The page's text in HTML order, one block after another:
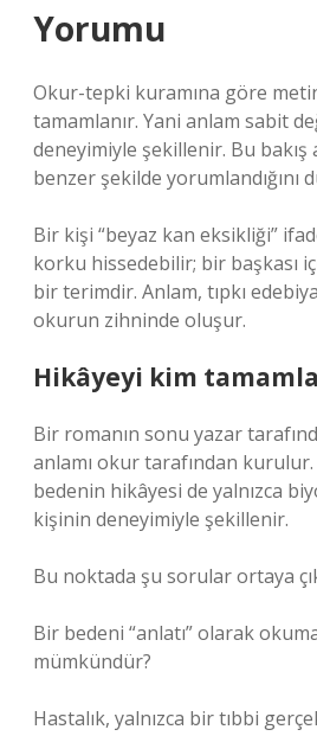
Yorumu
Okur-tepki kuramına göre
tamamlanır. Yani anlam sabit
deneyimiyle şekillenir. Bu bakış
benzer şekilde yorumlandığını
Bir kişi “beyaz kan eksikliği”
korku hissedebilir; bir başkası
bir terimdir. Anlam, tıpkı
okurun zihninde oluşur.
Hikâyeyi kim
Bir romanın sonu yazar
anlamı okur tarafından kurulur.
bedenin hikâyesi de yalnızca
kişinin deneyimiyle şekillenir.
Bu noktada şu sorular ortaya
Bir bedeni “anlatı” olarak
mümkündür?
Hastalık, yalnızca bir tıbbi